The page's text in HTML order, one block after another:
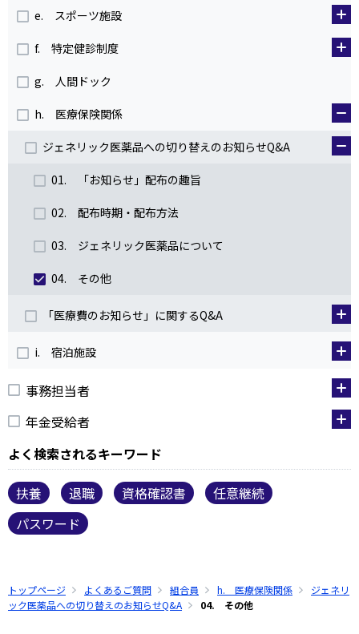
e. スポーツ施設
f. 特定健診制度
g. 人間ドック
h. 医療保険関係
ジェネリック医薬品への切り替えのお知らせQ&A
01. 「お知らせ」配布の趣旨
02. 配布時期・配布方法
03. ジェネリック医薬品について
04. その他
「医療費のお知らせ」に関するQ&A
i. 宿泊施設
事務担当者
年金受給者
よく検索されるキーワード
扶養 退職 資格確認書
任意継続
パスワード
トップページ よくあるご質問 組合員 h. 医療保険関係
ジェネリ
ック医薬品への切り替えのお知らせQ&A
04. その他